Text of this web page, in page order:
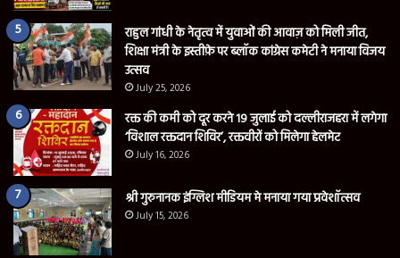
राहुल गांधी के नेतृत्व में युवाओं की आवाज़ को मिली जीत,
शिक्षा मंत्री के इस्तीफ़े पर ब्लॉक कांग्रेस कमेटी ने मनाया विजय
उत्सव
July 25, 2026
रक्त की कमी को दूर करने 19 जुलाई को दल्लीराजहरा में लगेगा
‘विशाल रक्तदान शिविर’, रक्तवीरों को मिलेगा हेलमेट
July 16, 2026
श्री गुरुनानक इंग्लिश मीडियम मे मनाया गया प्रवेशॉत्सव
July 15, 2026